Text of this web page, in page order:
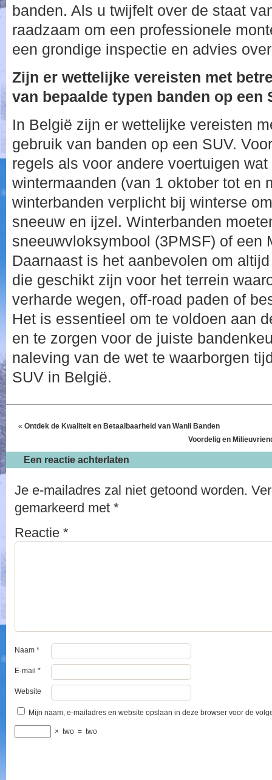
banden. Als u twijfelt over de staat
raadzaam om een professionele
een grondige inspectie en advies
Zijn er wettelijke vereisten met
van bepaalde typen banden op een
In België zijn er wettelijke vereisten
gebruik van banden op een SUV.
regels als voor andere voertuigen
wintermaanden (van 1 oktober tot en
winterbanden verplicht bij winterse
sneeuw en ijzel. Winterbanden
sneeuwvloksymbool (3PMSF) of een
Daarnaast is het aanbevolen om
die geschikt zijn voor het terrein
verharde wegen, off-road paden of
Het is essentieel om te voldoen aan
en te zorgen voor de juiste
naleving van de wet te waarborgen
SUV in België.
« Ontdek de Kwaliteit en Betaalbaarheid van Wanli Banden
Voordelig en
Een reactie achterlaten
Je e-mailadres zal niet getoond worden.
gemarkeerd met*
Reactie*
Naam*
E-mail*
Website
Mijn naam, e-mailadres en website opslaan in deze browser voor de
× two = two